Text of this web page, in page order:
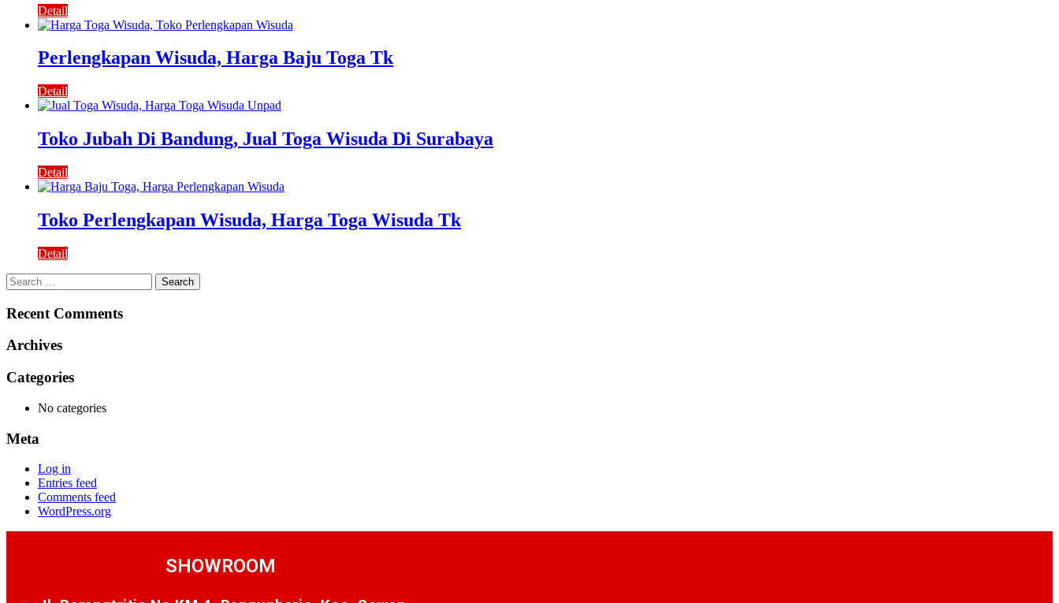
Detail
Perlengkapan Wisuda, Harga Baju Toga Tk
Detail
Toko Jubah Di Bandung, Jual Toga Wisuda Di Surabaya
Detail
Toko Perlengkapan Wisuda, Harga Toga Wisuda Tk
Detail
Search
for:
Recent Comments
Archives
Categories
No categories
Meta
Log in
Entries feed
Comments feed
WordPress.org
SHOWROOM